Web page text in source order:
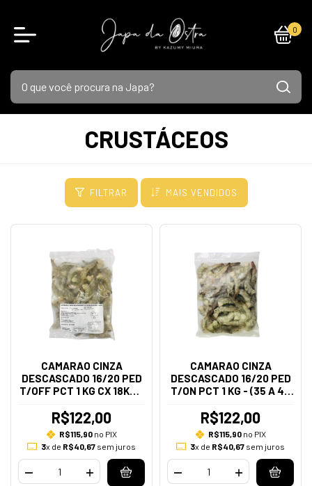
0
CRUSTÁCEOS
FILTRAR MAIS VENDIDOS
CAMARAO CINZA
DESCASCADO 16/20 PED
T/OFF PCT 1 KG CX 18KGS
R$122,00
R$115,90no PIX
3x de R$40,67sem juros
CAMARAO CINZA
DESCASCADO 16/20 PED
T/ON PCT 1 KG - (35 A 45
R$122,00
R$115,90no PIX
3x de R$40,67sem juros